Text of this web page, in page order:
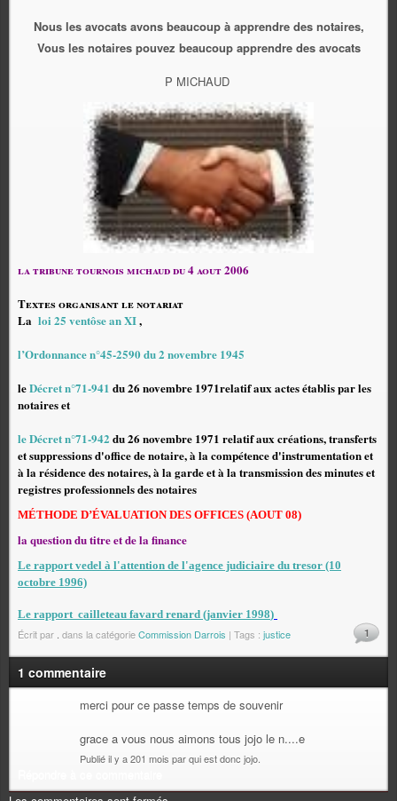
Nous les avocats avons beaucoup à apprendre des notaires,
Vous les notaires pouvez beaucoup apprendre des avocats
P MICHAUD
la tribune tournois michaud du 4 aout 2006
Textes organisant le notariat
La loi 25 ventôse an XI,
l’Ordonnance n°45-2590 du 2 novembre 1945
leDécret n°71-941 du 26 novembre 1971relatif aux actes établis par les
notaires et
le Décret n°71-942 du 26 novembre 1971 relatif aux créations, transferts
et suppressions d'office de notaire, à la compétence d'instrumentation et
à la résidence des notaires, à la garde et à la transmission des minutes et
registres professionnels des notaires
MÉTHODE D’ÉVALUATION DES OFFICES (AOUT 08)
la question du titre et de la finance
Le rapport vedel à l'attention de l'agence judiciaire du tresor (10
octobre 1996)
Le rapport cailleteau favard renard (janvier 1998)
Écrit par . dans la catégorieCommission Darrois | Tags : justice 1
1 commentaire
merci pour ce passe temps de souvenir
grace a vous nous aimons tous jojo le n....e
Publié il y a 201 mois par qui est donc jojo.